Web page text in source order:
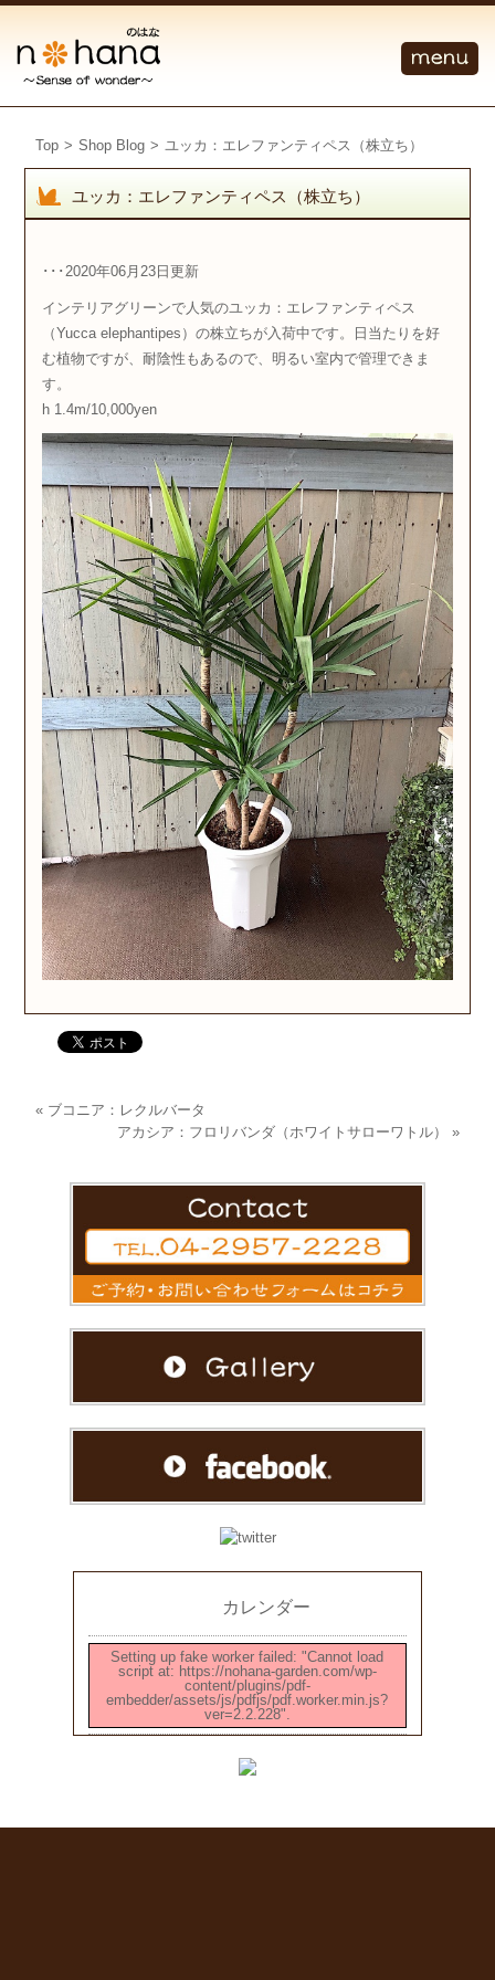
Top > Shop Blog > ユッカ：エレファンティペス（株立ち）
ユッカ：エレファンティペス（株立ち）
･･･2020年06月23日更新
インテリアグリーンで人気のユッカ：エレファンティペス
（Yucca elephantipes ）の株立ちが入荷中です。日当たりを好
む植物ですが、耐陰性もあるので、明るい室内で管理できま
す。
h 1.4m/10,000yen
« ブコニア：レクルバータ
アカシア：フロリバンダ（ホワイトサローワトル）
»
カレンダー
Setting up fake worker failed: "Cannot load
script at: https://nohana-garden.com/wp-
content/plugins/pdf-
embedder/assets/js/pdfjs/pdf.worker.min.js?
ver=2.2.228".